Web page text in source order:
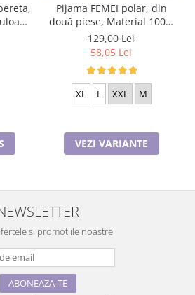
Pijama FEMEI polar, din
două piese, Material 100%
micro, Lux, BAK08
Cappuccino
129,00 Lei
58,05 Lei
XL L XXL M
VEZI VARIANTE
si promotiile noastre